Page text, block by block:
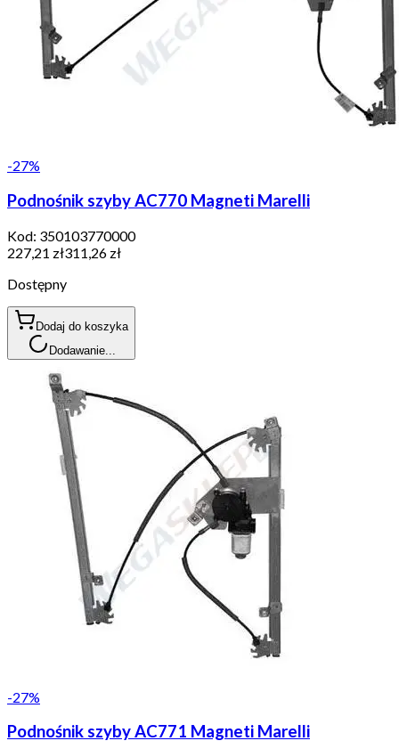
-27%
Podnośnik szyby AC770 Magneti Marelli
Kod: 350103770000
227,21 zł311,26 zł
Dostępny
Dodaj do koszyka
Dodawanie...
-27%
Podnośnik szyby AC771 Magneti Marelli